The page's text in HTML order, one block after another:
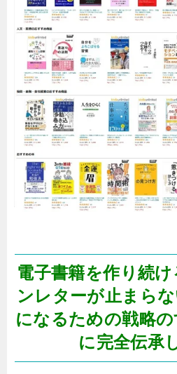
電子書籍を作り続
ンレターが止まら
になるための戦略
に完全伝承